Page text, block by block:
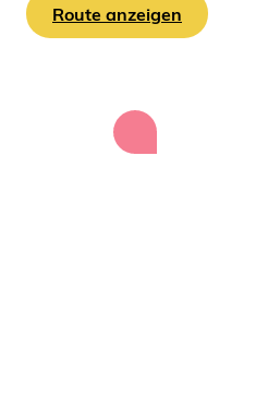
Route anzeigen